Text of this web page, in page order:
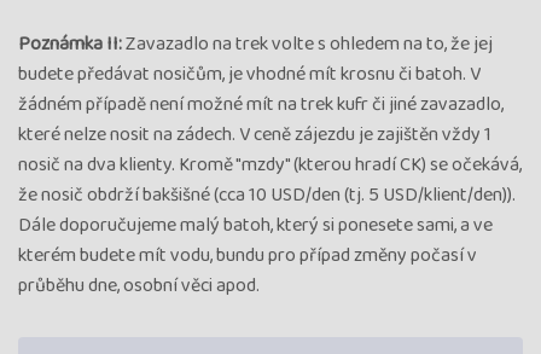
Poznámka II:Zavazadlo na trek volte s ohledem na to, že jej
budete předávat nosičům, je vhodné mít krosnu či batoh. V
žádném případě není možné mít na trek kufr či jiné zavazadlo,
které nelze nosit na zádech. V ceně zájezdu je zajištěn vždy 1
nosič na dva klienty. Kromě "mzdy" (kterou hradí CK) se očekává,
že nosič obdrží bakšišné (cca 10 USD/den (tj. 5 USD/klient/den)).
Dále doporučujeme malý batoh, který si ponesete sami, a ve
kterém budete mít vodu, bundu pro případ změny počasí v
průběhu dne, osobní věci apod.